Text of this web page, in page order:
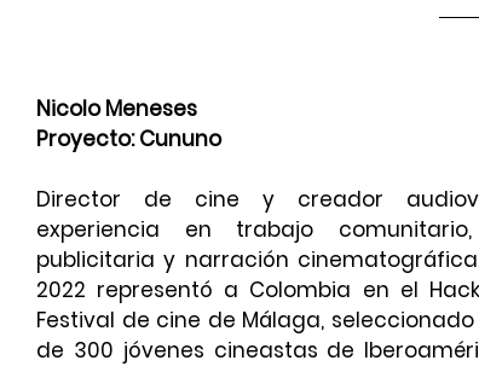
Nicolo Meneses
Proyecto: Cununo
Director de cine y creador
experiencia en trabajo
publicitaria y narración
2022 representó a Colombia en el
Festival de cine de Málaga,
de 300 jóvenes cineastas de